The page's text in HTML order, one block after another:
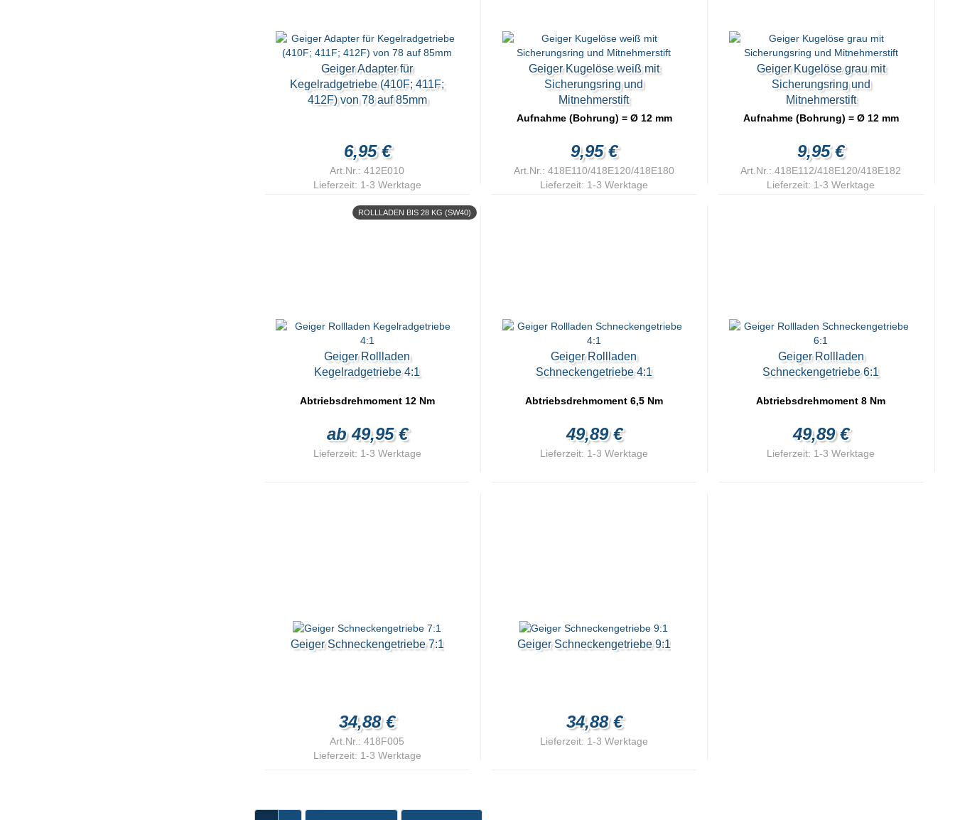
Geiger Adapter für
Kegelradgetriebe (410F; 411F;
412F) von 78 auf 85mm
6,95 €
Art.Nr.: 412E010
Lieferzeit: 1-3 Werktage
Geiger Kugelöse weiß mit
Sicherungsring und
Mitnehmerstift
Aufnahme (Bohrung) = Ø 12 mm
9,95 €
Art.Nr.: 418E110/418E120/418E180
Lieferzeit: 1-3 Werktage
Geiger Kugelöse grau mit
Sicherungsring und
Mitnehmerstift
Aufnahme (Bohrung) = Ø 12 mm
9,95 €
Art.Nr.: 418E112/418E120/418E182
Lieferzeit: 1-3 Werktage
ROLLLADEN BIS 28 KG (SW40)
Geiger Rollladen
Kegelradgetriebe 4:1
Abtriebsdrehmoment 12 Nm
ab 49,95 €
Lieferzeit: 1-3 Werktage
Geiger Rollladen
Schneckengetriebe 4:1
Abtriebsdrehmoment 6,5 Nm
49,89 €
Lieferzeit: 1-3 Werktage
Geiger Rollladen
Schneckengetriebe 6:1
Abtriebsdrehmoment 8 Nm
49,89 €
Lieferzeit: 1-3 Werktage
Geiger Schneckengetriebe 7:1
34,88 €
Art.Nr.: 418F005
Lieferzeit: 1-3 Werktage
Geiger Schneckengetriebe 9:1
34,88 €
Lieferzeit: 1-3 Werktage